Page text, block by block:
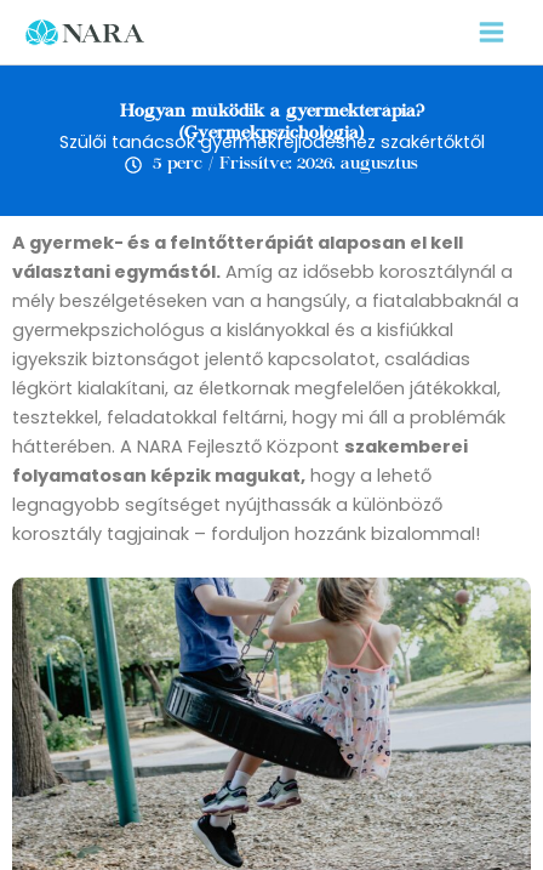
content
Hogyan működik a gyermekterápia?
(Gyermekpszichológia)
Szülői tanácsok gyermekfejlődéshez szakértőktől
5 perc / Frissítve: 2026. augusztus
A gyermek- és a felntőtterápiát alaposan el kell
választani egymástól. Amíg az idősebb korosztálynál a
mély beszélgetéseken van a hangsúly, a fiatalabbaknál a
gyermekpszichológus a kislányokkal és a kisfiúkkal
igyekszik biztonságot jelentő kapcsolatot, családias
légkört kialakítani, az életkornak megfelelően játékokkal,
tesztekkel, feladatokkal feltárni, hogy mi áll a problémák
hátterében. A NARA Fejlesztő Központ szakemberei
folyamatosan képzik magukat, hogy a lehető
legnagyobb segítséget nyújthassák a különböző
korosztály tagjainak – forduljon hozzánk bizalommal!